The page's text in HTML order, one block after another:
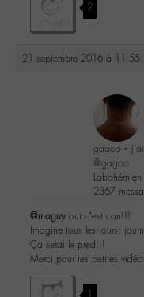
2
21 septembre 2016 à 11:55
gagoo «
@gagoo
Labohémien
2367
@maguy oui c’est con!!!
Imagine tous les jours:
Ça serai le pied!!!
Merci pour tes petites